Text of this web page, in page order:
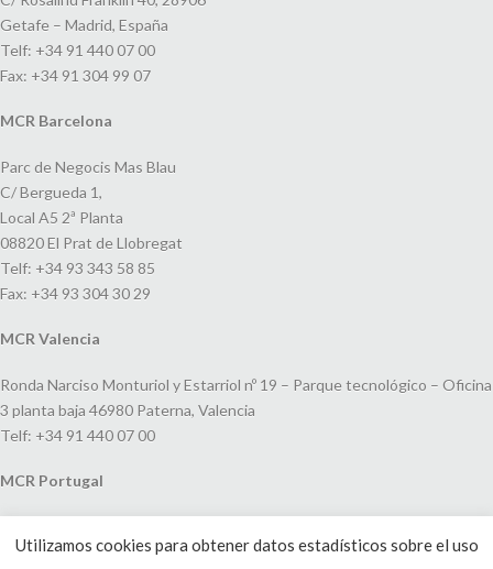
Getafe – Madrid, España
Telf: +34 91 440 07 00
Fax: +34 91 304 99 07
MCR Barcelona
Parc de Negocis Mas Blau
C/ Bergueda 1,
Local A5 2ª Planta
08820 El Prat de Llobregat
Telf: +34 93 343 58 85
Fax: +34 93 304 30 29
MCR Valencia
Ronda Narciso Monturiol y Estarriol nº 19 – Parque tecnológico – Oficina
3 planta baja 46980 Paterna, Valencia
Telf: +34 91 440 07 00
MCR Portugal
João V, 24
Utilizamos cookies para obtener datos estadísticos sobre el uso